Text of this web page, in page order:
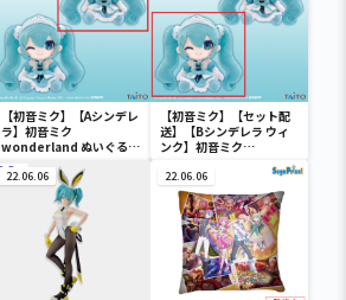
【初音ミク】【Aシンデレ
ラ】初音ミク
wonderland ぬいぐるみ
【初音ミク】【セット配
送】【Bシンデレラ ウィ
ンク】初音ミク
wonderland ぬいぐるみ
vol.4
22.06.06 22.06.06